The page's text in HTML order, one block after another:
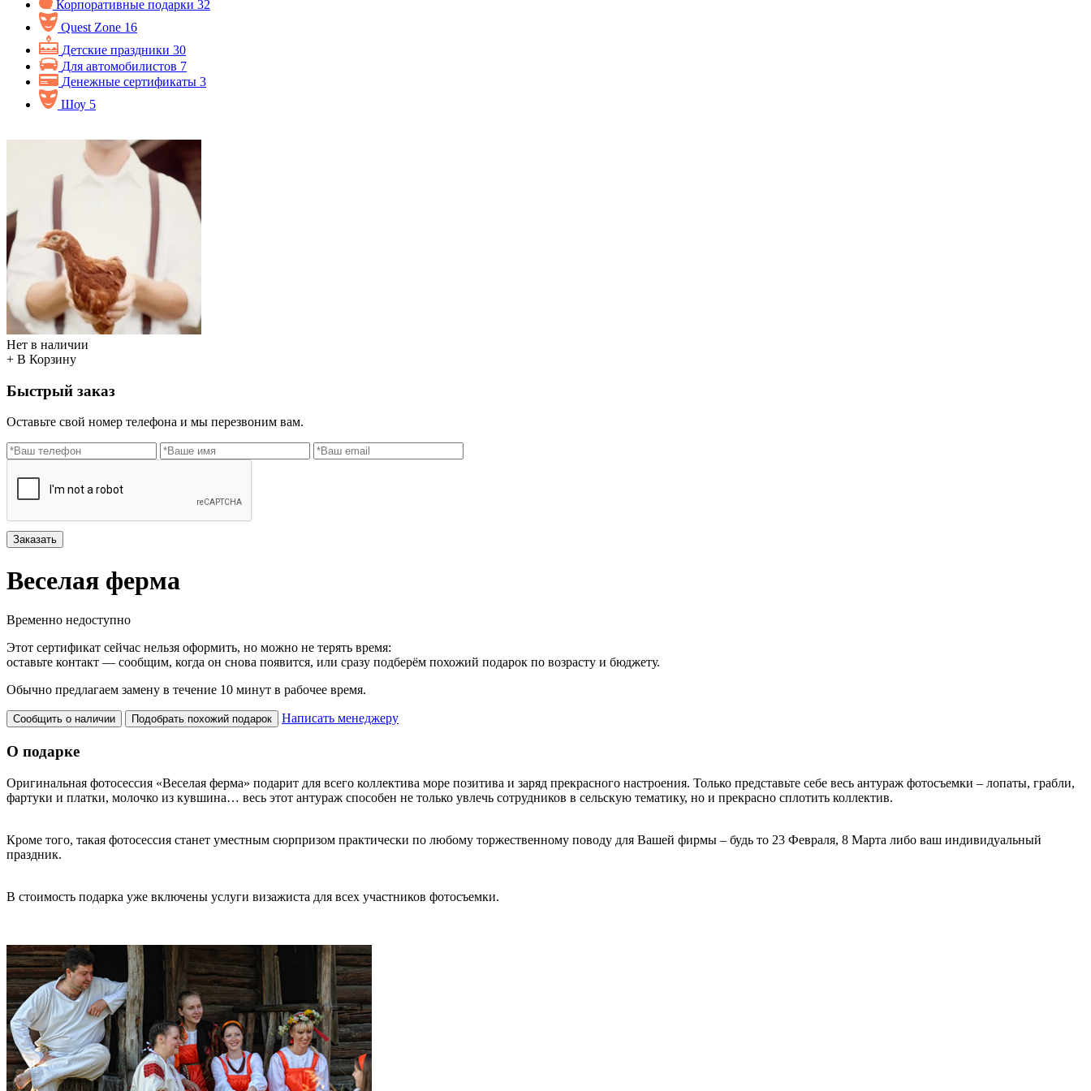
Корпоративные подарки 32
Quest Zone 16
Детские праздники 30
Для автомобилистов 7
Денежные сертификаты 3
Шоу 5
Нет в наличии
+ В Корзину
Быстрый заказ
Оставьте свой номер телефона и мы перезвоним вам.
Заказать
Веселая ферма
Временно недоступно
Этот сертификат сейчас нельзя оформить, но можно не терять время:
оставьте контакт — сообщим, когда он снова появится, или сразу подберём похожий подарок по возрасту и бюджету.
Обычно предлагаем замену в течение 10 минут в рабочее время.
Сообщить о наличии Подобрать похожий подарок Написать менеджеру
О подарке
Оригинальная фотосессия «Веселая ферма» подарит для всего коллектива море позитива и заряд прекрасного настроения. Только представьте себе весь антураж фотосъемки – лопаты, грабли,
фартуки и платки, молочко из кувшина… весь этот антураж способен не только увлечь сотрудников в сельскую тематику, но и прекрасно сплотить коллектив.
Кроме того, такая фотосессия станет уместным сюрпризом практически по любому торжественному поводу для Вашей фирмы – будь то 23 Февраля, 8 Марта либо ваш индивидуальный
праздник.
В стоимость подарка уже включены услуги визажиста для всех участников фотосъемки.